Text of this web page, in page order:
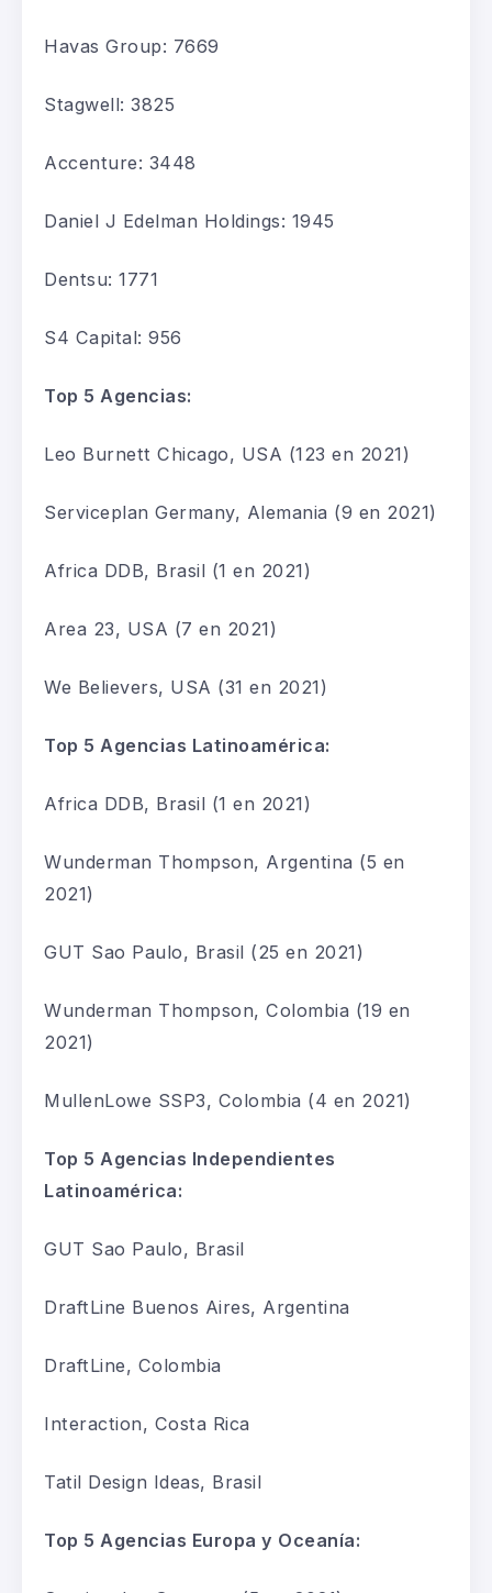
Havas Group: 7669
Stagwell: 3825
Accenture: 3448
Daniel J Edelman Holdings: 1945
Dentsu: 1771
S4 Capital: 956
Top 5 Agencias:
Leo Burnett Chicago, USA (123 en 2021 )
Serviceplan Germany, Alemania (9 en 2021)
Africa DDB, Brasil (1 en 2021 )
Area 23, USA (7 en 2021 )
We Believers, USA (31 en 2021 )
Top 5 Agencias Latinoamérica:
Africa DDB, Brasil (1 en 2021 )
Wunderman Thompson, Argentina (5 en
2021)
GUT Sao Paulo, Brasil (25 en 2021 )
Wunderman Thompson, Colombia (19 en
2021)
MullenLowe SSP3, Colombia (4 en 2021)
Top 5 Agencias Independientes
Latinoamérica:
GUT Sao Paulo, Brasil
DraftLine Buenos Aires, Argentina
DraftLine, Colombia
Interaction, Costa Rica
Tatil Design Ideas, Brasil
Top 5 Agencias Europa y Oceanía: